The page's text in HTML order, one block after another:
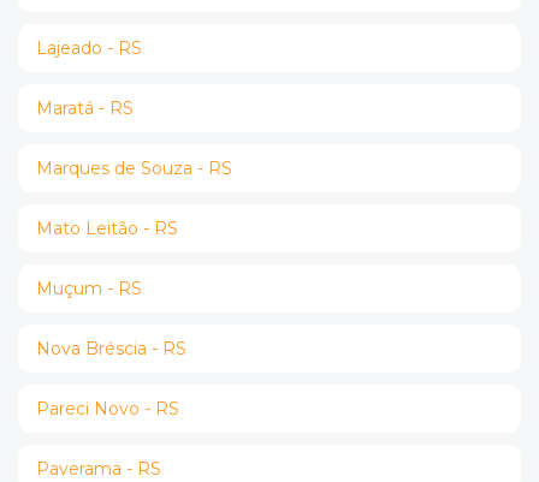
Lajeado - RS
Maratá - RS
Marques de Souza - RS
Mato Leitão - RS
Muçum - RS
Nova Bréscia - RS
Pareci Novo - RS
Paverama - RS